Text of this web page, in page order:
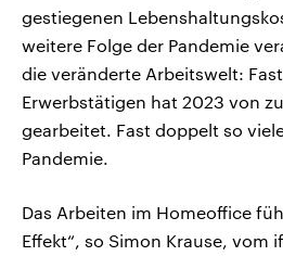
gestiegenen
weitere Folge der Pandemie
die veränderte Arbeitswelt:
Erwerbstätigen hat 2023 von
gearbeitet. Fast doppelt so
Pandemie.
Das Arbeiten im Homeoffice
Effekt“, so Simon Krause, vom